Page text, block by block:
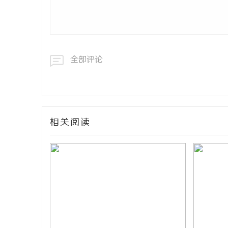
全部评论
相关阅读